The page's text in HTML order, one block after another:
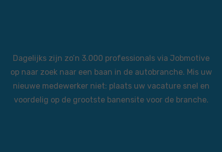
Dagelijks zijn zo’n 3.000 professionals via Jobmotive
op naar zoek naar een baan in de autobranche. Mis uw
nieuwe medewerker niet: plaats uw vacature snel en
voordelig op de grootste banensite voor de branche.